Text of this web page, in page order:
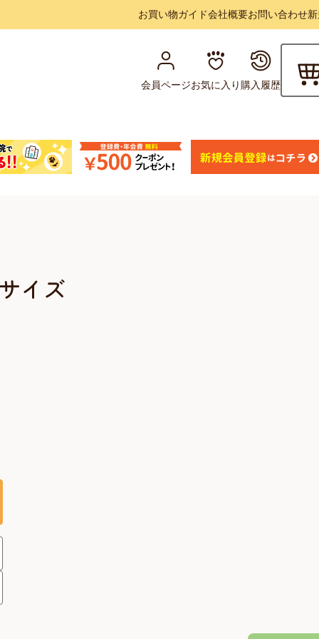
お買い物ガイド会社概要お問い合わせ
会員ページお気に入り購入履歴
イズ